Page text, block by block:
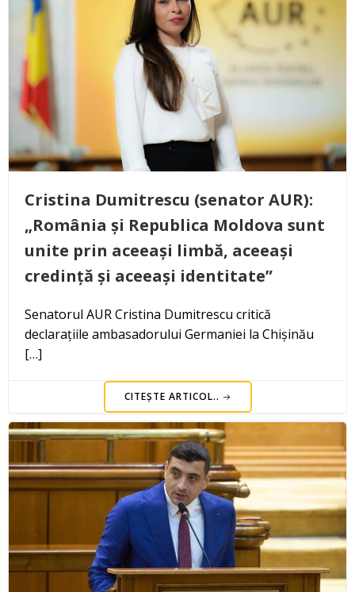
Cristina Dumitrescu (senator AUR):
„România și Republica Moldova sunt
unite prin aceeași limbă, aceeași
credință și aceeași identitate”
Senatorul AUR Cristina Dumitrescu critică
declarațiile ambasadorului Germaniei la Chișinău
[…]
CITEȘTE ARTICOL..